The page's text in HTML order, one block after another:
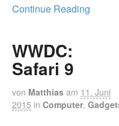
Continue Reading
WWDC:
Safari 9
von Matthias am 11. Juni
2015 in Computer,